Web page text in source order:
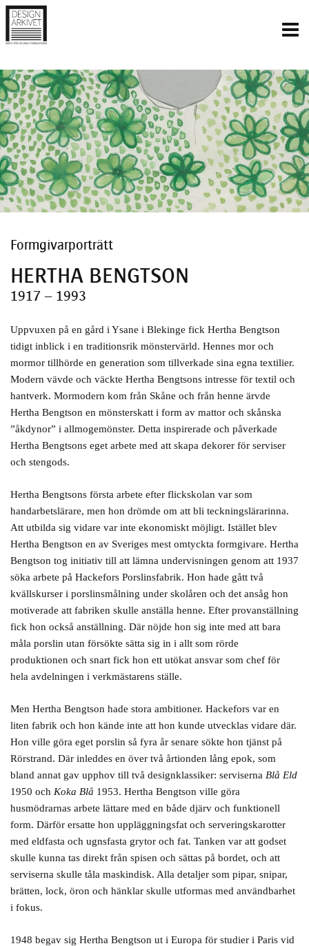
Formgivarporträtt
HERTHA BENGTSON
1917 – 1993
Uppvuxen på en gård i Ysane i Blekinge fick Hertha Bengtson
tidigt inblick i en traditionsrik mönstervärld. Hennes mor och
mormor tillhörde en generation som tillverkade sina egna textilier.
Modern vävde och väckte Hertha Bengtsons intresse för textil och
hantverk. Mormodern kom från Skåne och från henne ärvde
Hertha Bengtson en mönsterskatt i form av mattor och skånska
”åkdynor” i allmogemönster. Detta inspirerade och påverkade
Hertha Bengtsons eget arbete med att skapa dekorer för serviser
och stengods.
Hertha Bengtsons första arbete efter flickskolan var som
handarbetslärare, men hon drömde om att bli teckningslärarinna.
Att utbilda sig vidare var inte ekonomiskt möjligt. Istället blev
Hertha Bengtson en av Sveriges mest omtyckta formgivare. Hertha
Bengtson tog initiativ till att lämna undervisningen genom att 1937
söka arbete på Hackefors Porslinsfabrik. Hon hade gått två
kvällskurser i porslinsmålning under skolåren och det ansåg hon
motiverade att fabriken skulle anställa henne. Efter provanställning
fick hon också anställning. Där nöjde hon sig inte med att bara
måla porslin utan försökte sätta sig in i allt som rörde
produktionen och snart fick hon ett utökat ansvar som chef för
hela avdelningen i verkmästarens ställe.
Men Hertha Bengtson hade stora ambitioner. Hackefors var en
liten fabrik och hon kände inte att hon kunde utvecklas vidare där.
Hon ville göra eget porslin så fyra år senare sökte hon tjänst på
Rörstrand. Där inleddes en över två årtionden lång epok, som
bland annat gav upphov till två designklassiker: serviserna Blå Eld
1950 och Koka Blå 1953. Hertha Bengtson ville göra
husmödrarnas arbete lättare med en både djärv och funktionell
form. Därför ersatte hon uppläggningsfat och serveringskarotter
med eldfasta och ugnsfasta grytor och fat. Tanken var att godset
skulle kunna tas direkt från spisen och sättas på bordet, och att
serviserna skulle tåla maskindisk. Alla detaljer som pipar, snipar,
brätten, lock, öron och hänklar skulle utformas med användbarhet
i fokus.
1948 begav sig Hertha Bengtson ut i Europa för studier i Paris vid